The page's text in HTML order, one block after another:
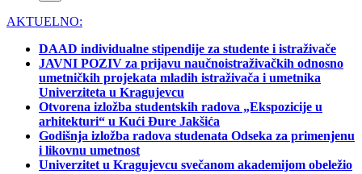
AKTUELNO:
DAAD individualne stipendije za studente i istraživače
JAVNI POZIV za prijavu naučnoistraživačkih odnosno
umetničkih projekata mladih istraživača i umetnika
Univerziteta u Kragujevcu
Otvorena izložba studentskih radova „Ekspozicije u
arhitekturi“ u Kući Đure Jakšića
Godišnja izložba radova studenata Odseka za primenjenu
i likovnu umetnost
Univerzitet u Kragujevcu svečanom akademijom obeležio